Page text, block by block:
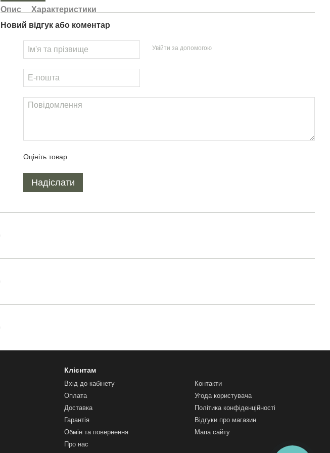
Опис
Характеристики
Новий відгук або коментар
Увійти за допомогою
Оцініть товар
Надіслати
Клієнтам
Вхід до кабінету
Оплата
Доставка
Гарантія
Обмін та повернення
Про нас
Контакти
Угода користувача
Політика конфіденційності
Відгуки про магазин
Мапа сайту